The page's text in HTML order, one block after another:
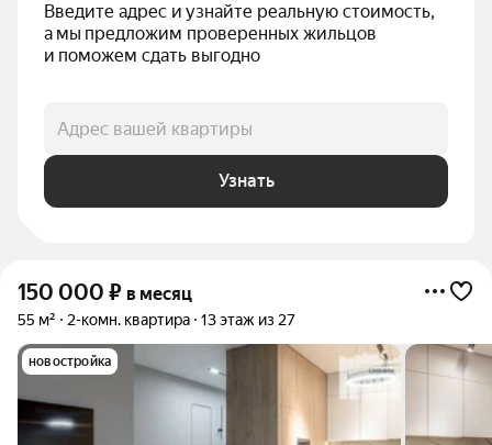
Введите адрес и узнайте реальную стоимость,
а мы предложим проверенных жильцов
и поможем сдать выгодно
Адрес вашей квартиры
Узнать
150 000 ₽ в месяц
55 м² 2-комн. квартира 13 этаж из 27
новостройка